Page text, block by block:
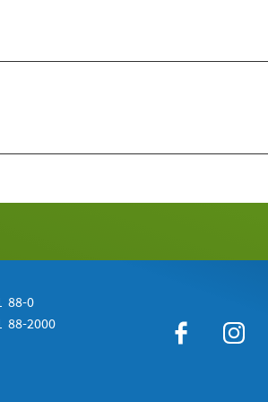
88-0
88-2000